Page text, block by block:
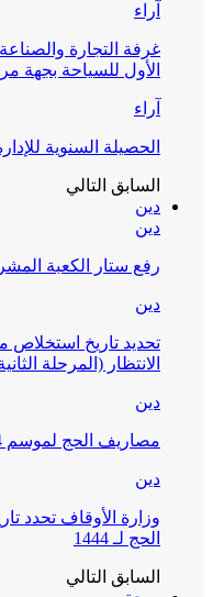
آراء
غرفة التجارة
الأول للسياحة بجهة
آراء
الحصيلة السنوية
السابق التالي
دين
دين
رفع ستار الكعبة
دين
تحديد تاريخ
الانتظار (المرحلة
دين
مصاريف الحج لموسم 1444 هـ
دين
وزارة الأوقاف تحدد
الحج لـ 1444
السابق التالي